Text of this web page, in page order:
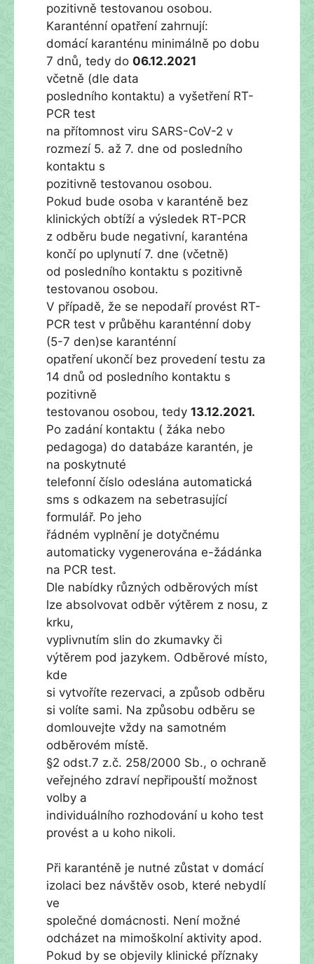
pozitivně testovanou osobou.
Karanténní opatření zahrnují:
domácí karanténu minimálně po dobu
7 dnů, tedy do 06.12.2021
včetně (dle data
posledního kontaktu) a vyšetření RT-
PCR test
na přítomnost viru SARS-CoV-2 v
rozmezí 5. až 7. dne od posledního
kontaktu s
pozitivně testovanou osobou.
Pokud bude osoba v karanténě bez
klinických obtíží a výsledek RT-PCR
z odběru bude negativní, karanténa
končí po uplynutí 7. dne (včetně)
od posledního kontaktu s pozitivně
testovanou osobou.
V případě, že se nepodaří provést RT-
PCR test v průběhu karanténní doby
(5-7 den)se karanténní
opatření ukončí bez provedení testu za
14 dnů od posledního kontaktu s
pozitivně
testovanou osobou, tedy 13.12.2021.
Po zadání kontaktu ( žáka nebo
pedagoga) do databáze karantén, je
na poskytnuté
telefonní číslo odeslána automatická
sms s odkazem na sebetrasující
formulář. Po jeho
řádném vyplnění je dotyčnému
automaticky vygenerována e-žádánka
na PCR test.
Dle nabídky různých odběrových míst
lze absolvovat odběr výtěrem z nosu, z
krku,
vyplivnutím slin do zkumavky či
výtěrem pod jazykem. Odběrové místo,
kde
si vytvoříte rezervaci, a způsob odběru
si volíte sami. Na způsobu odběru se
domlouvejte vždy na samotném
odběrovém místě.
§2 odst.7 z.č. 258/2000 Sb., o ochraně
veřejného zdraví nepřipouští možnost
volby a
individuálního rozhodování u koho test
provést a u koho nikoli.
Při karanténě je nutné zůstat v domácí
izolaci bez návštěv osob, které nebydlí
ve
společné domácnosti. Není možné
odcházet na mimoškolní aktivity apod.
Pokud by se objevily klinické příznaky